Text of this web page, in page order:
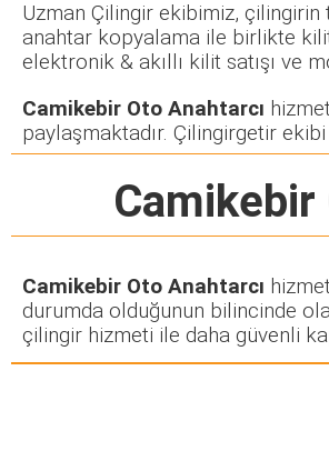
Uzman Çilingir ekibimiz, çilingirin
anahtar kopyalama ile birlikte
elektronik & akıllı kilit satışı ve
Camikebir Oto Anahtarcı
paylaşmaktadır. Çilingirgetir
Camikebir
Camikebir Oto Anahtarcı
durumda olduğunun bilincinde
çilingir hizmeti ile daha güvenli